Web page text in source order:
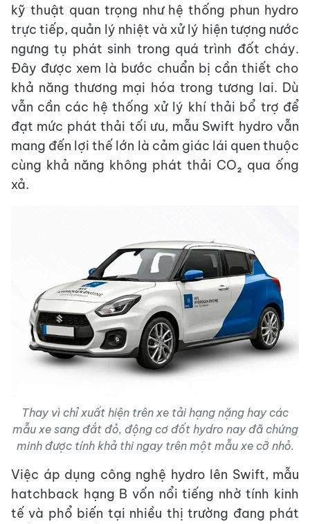
kỹ thuật quan trọng như hệ thống phun hydro
trực tiếp, quản lý nhiệt và xử lý hiện tượng nước
ngưng tụ phát sinh trong quá trình đốt cháy.
Đây được xem là bước chuẩn bị cần thiết cho
khả năng thương mại hóa trong tương lai. Dù
vẫn cần các hệ thống xử lý khí thải bổ trợ để
đạt mức phát thải tối ưu, mẫu Swift hydro vẫn
mang đến lợi thế lớn là cảm giác lái quen thuộc
cùng khả năng không phát thải CO₂ qua ống
xả.
Thay vì chỉ xuất hiện trên xe tải hạng nặng hay các
mẫu xe sang đắt đỏ, động cơ đốt hydro nay đã chứng
minh được tính khả thi ngay trên một mẫu xe cỡ nhỏ.
Việc áp dụng công nghệ hydro lên Swift, mẫu
hatchback hạng B vốn nổi tiếng nhờ tính kinh
tế và phổ biến tại nhiều thị trường đang phát